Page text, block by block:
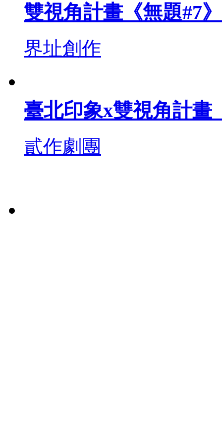
雙視角計畫《無題#7》
界址創作
臺北印象x雙視角計畫
貳作劇團